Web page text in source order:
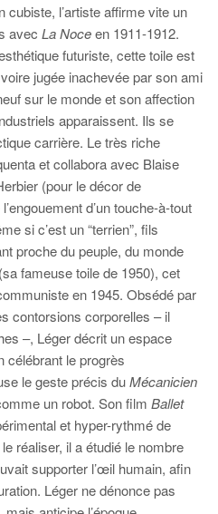
l’artiste affirme vite un
avec La Noceen 1911-1912.
futuriste, cette toile est
jugée inachevée par son ami
sur le monde et son affection
apparaissent. Ils se
carrière. Le très riche
et collabora avec Blaise
(pour le décor de
d’un touche-à-tout
si c’est un “terrien”, fils
proche du peuple, du monde
(sa fameuse toile de 1950), cet
en 1945. Obsédé par
contorsions corporelles – il
–, Léger décrit un espace
célébrant le progrès
le geste précis duMécanicien
un robot. Son film Ballet
et hyper-rythmé de
réaliser, il a étudié le nombre
supporter l’œil humain, afin
Léger ne dénonce pas